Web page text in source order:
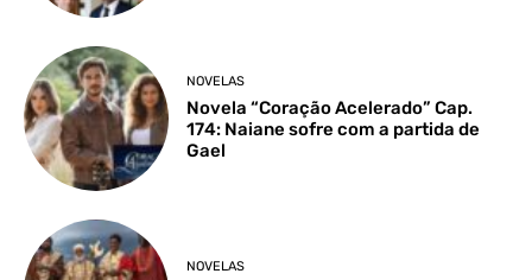
NOVELAS
Novela “Coração Acelerado” Cap.
174: Naiane sofre com a partida de
Gael
NOVELAS